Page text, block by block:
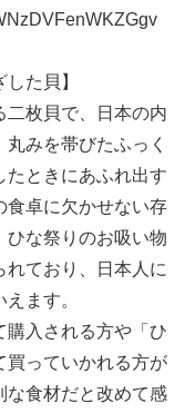
た貝】
二枚貝で、日本の内
みを帯びたふっく
たときにあふれ出す
食卓に欠かせない存
ひな祭りのお吸い物
ており、日本人に
ます。
購入される方や「ひ
買っていかれる方が
な食材だと改めて感